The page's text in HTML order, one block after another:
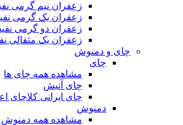
زعفران نیم گرمی
زعفران یک گرمی
زعفران دو گرمی
زعفران یک مثقالی
چای و دمنوش
چای
مشاهده همه چای ها
چای آتیش
چای ایرانی کلاچای
دمنوش
مشاهده همه دمنوش